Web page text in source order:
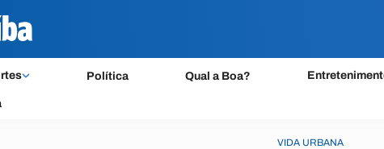
Política Qual a Boa?
VIDA URBANA